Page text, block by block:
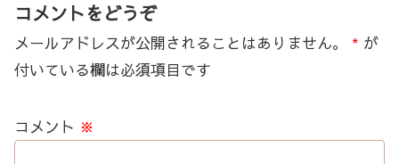
コメントをどうぞ
メールアドレスが公開されることはありません。 * が
付いている欄は必須項目です
コメント ※